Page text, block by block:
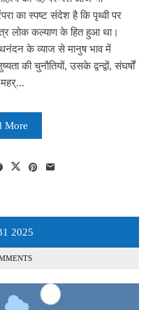
का स्पष्ट संदेश है कि पृथ्वी पर
लोक कल्याण के हित हुआ था।
के व्याज से मानुष भाव में
की चुनौतियों, उसके द्वन्द्वों, संघर्षों
More
2025